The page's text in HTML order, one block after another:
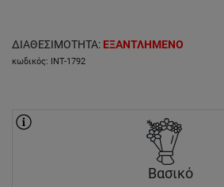
ΔΙΑΘΕΣΙΜΟΤΗΤΑ: ΕΞΑΝΤΛΗΜΕΝΟ
κωδικός: INT-1792
Βασικό